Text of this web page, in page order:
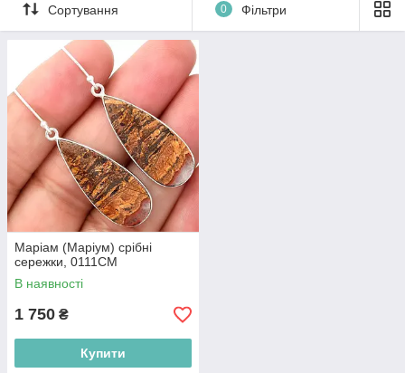
Сортування 0 Фільтри
Маріам (Маріум) срібні
сережки, 0111СМ
В наявності
1 750 ₴
Купити